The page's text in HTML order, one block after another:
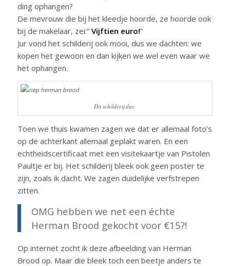
ding ophangen?
De mevrouw die bij het kleedje hoorde, ze hoorde ook
bij de makelaar, zei:” Vijftien euro!”
Jur vond het schilderij ook mooi, dus we dachten: we
kopen het gewoon en dan kijken we wel even waar we
het ophangen.
Dit schilderij dus.
Toen we thuis kwamen zagen we dat er allemaal foto’s
op de achterkant allemaal geplakt waren. En een
echtheidscertificaat met een visitekaartje van Pistolen
Paultje er bij. Het schilderij bleek ook geen poster te
zijn, zoals ik dacht. We zagen duidelijke verfstrepen
zitten.
OMG hebben we net een échte
Herman Brood gekocht voor €15?!
Op internet zocht ik deze afbeelding van Herman
Brood op. Maar die bleek toch een beetje anders te